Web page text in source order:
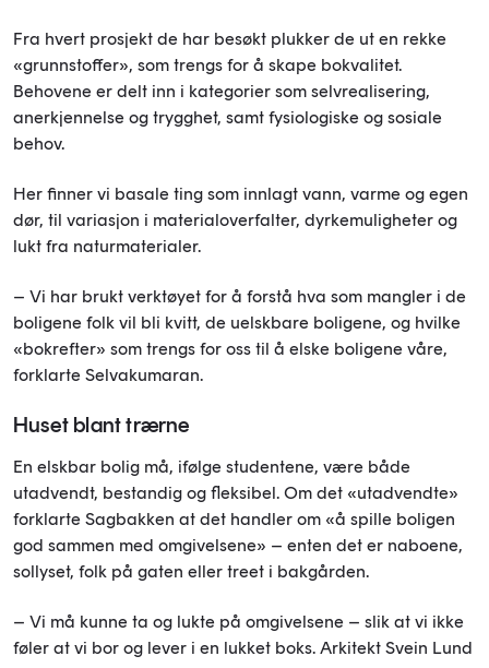
Fra hvert prosjekt de har besøkt plukker de ut en rekke
«grunnstoffer», som trengs for å skape bokvalitet.
Behovene er delt inn i kategorier som selvrealisering,
anerkjennelse og trygghet, samt fysiologiske og sosiale
behov.
Her finner vi basale ting som innlagt vann, varme og egen
dør, til variasjon i materialoverfalter, dyrkemuligheter og
lukt fra naturmaterialer.
– Vi har brukt verktøyet for å forstå hva som mangler i de
boligene folk vil bli kvitt, de uelskbare boligene, og hvilke
«bokrefter» som trengs for oss til å elske boligene våre,
forklarte Selvakumaran.
Huset blant trærne
En elskbar bolig må, ifølge studentene, være både
utadvendt, bestandig og fleksibel. Om det «utadvendte»
forklarte Sagbakken at det handler om «å spille boligen
god sammen med omgivelsene» – enten det er naboene,
sollyset, folk på gaten eller treet i bakgården.
– Vi må kunne ta og lukte på omgivelsene – slik at vi ikke
føler at vi bor og lever i en lukket boks. Arkitekt Svein Lund